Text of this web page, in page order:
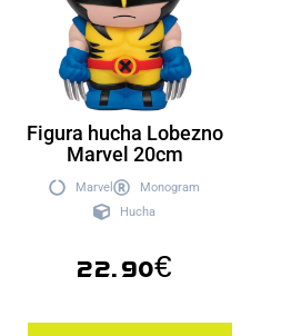
Figura hucha Lobezno
Marvel 20cm
Marvel
Monogram
Hucha
22.90€